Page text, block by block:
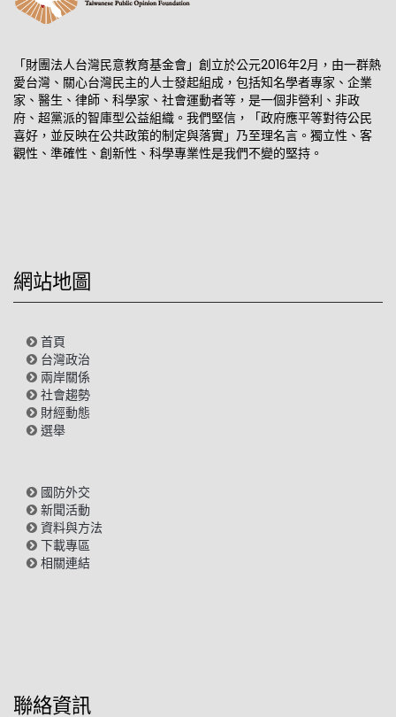
「財團法人台灣民意教育基金會」創立於公元2016年2月，由一群熱
愛台灣、關心台灣民主的人士發起組成，包括知名學者專家、企業
家、醫生、律師、科學家、社會運動者等，是一個非營利、非政
府、超黨派的智庫型公益組織。我們堅信，「政府應平等對待公民
喜好，並反映在公共政策的制定與落實」乃至理名言。獨立性、客
觀性、準確性、創新性、科學專業性是我們不變的堅持。
網站地圖
首頁
台灣政治
兩岸關係
社會趨勢
財經動態
選舉
國防外交
新聞活動
資料與方法
下載專區
相關連結
聯絡資訊